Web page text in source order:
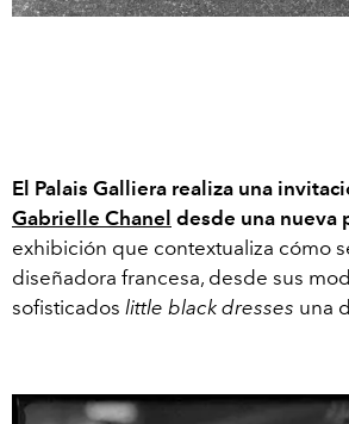
El Palais Galliera realiza una
Gabrielle Chanel desde una nueva
exhibición que contextualiza cómo
diseñadora francesa, desde sus
sofisticados little black dresses una